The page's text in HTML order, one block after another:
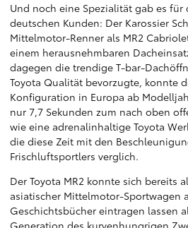
Und noch eine Spezialität gab es
deutschen Kunden: Der Karossier
Mittelmotor-Renner als MR2
einem herausnehmbaren
dagegen die trendige T-bar-
Toyota Qualität bevorzugte, konnte
Konfiguration in Europa ab
nur 7,7 Sekunden zum nach oben
wie eine adrenalinhaltige Toyota
die diese Zeit mit den
Frischluftsportlers verglich.
Der Toyota MR2 konnte sich bereits
asiatischer Mittelmotor-Sportwagen
Geschichtsbücher eintragen lassen
Generation des kurvenhungrigen